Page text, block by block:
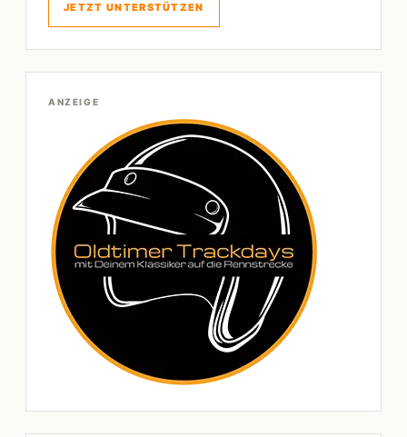
JETZT UNTERSTÜTZEN
ANZEIGE